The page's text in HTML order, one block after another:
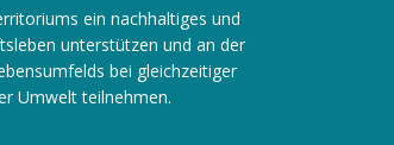
ein nachhaltiges und
unterstützen und an der
bei gleichzeitiger
Umwelt teilnehmen.